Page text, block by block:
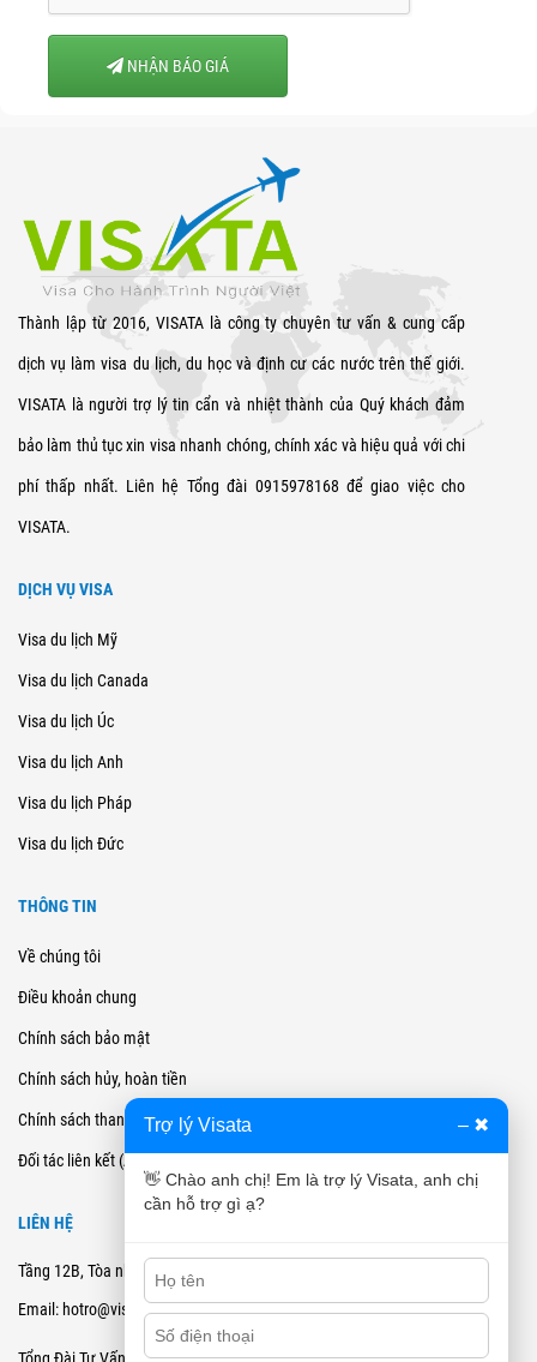
NHẬN BÁO GIÁ
Thành lập từ 2016, VISATA là công ty chuyên tư vấn & cung cấp
dịch vụ làm visa du lịch, du học và định cư các nước trên thế giới.
VISATA là người trợ lý tin cẩn và nhiệt thành của Quý khách đảm
bảo làm thủ tục xin visa nhanh chóng, chính xác và hiệu quả với chi
phí thấp nhất. Liên hệ Tổng đài 0915978168 để giao việc cho
VISATA.
DỊCH VỤ VISA
Visa du lịch Mỹ
Visa du lịch Canada
Visa du lịch Úc
Visa du lịch Anh
Visa du lịch Pháp
Visa du lịch Đức
THÔNG TIN
Về chúng tôi
Điều khoản chung
Chính sách bảo mật
Chính sách hủy, hoàn tiền
Chính sách thanh toán
Đối tác liên kết (Affiliate)
LIÊN HỆ
Tầng 12B, Tòa nhà Cienco4 - 180 Nguyễn Thị Minh Khai, Quận 3, TPHCM
Email: hotro@visata.vn
0915978168
Trợ lý Visata – ✖
👋 Chào anh chị! Em là trợ lý Visata, anh chị
cần hỗ trợ gì ạ?